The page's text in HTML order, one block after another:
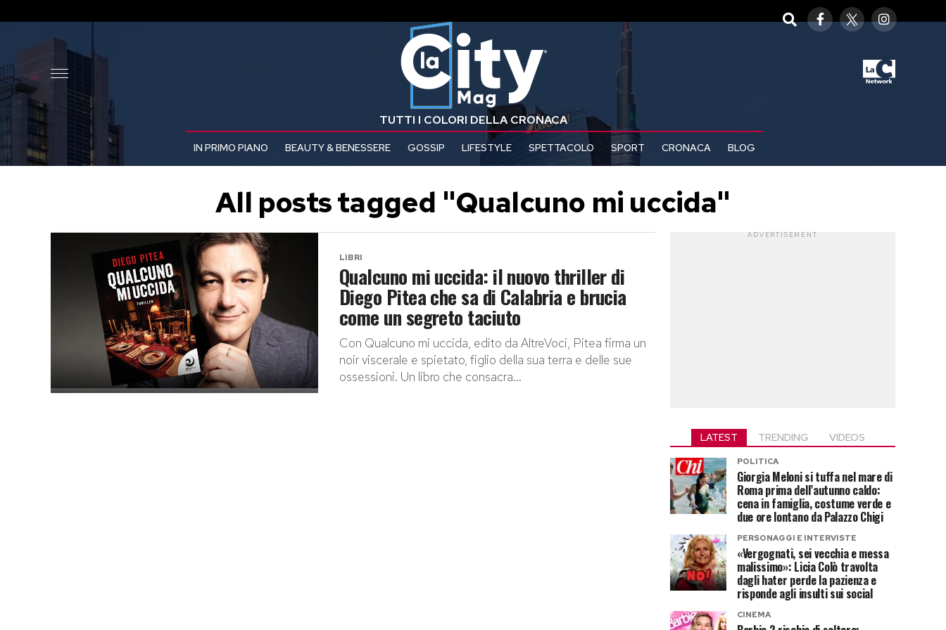
TUTTI I COLORI DELLA CRONACA
IN PRIMO PIANO BEAUTY & BENESSERE GOSSIP LIFESTYLE SPETTACOLO SPORT CRONACA BLOG
All posts tagged "Qualcuno mi uccida"
LIBRI
Qualcuno mi uccida: il nuovo thriller di
Diego Pitea che sa di Calabria e brucia
come un segreto taciuto
Con Qualcuno mi uccida, edito da AltreVoci, Pitea firma un
noir viscerale e spietato, figlio della sua terra e delle sue
ossessioni. Un libro che consacra...
ADVERTISEMENT
LATEST TRENDING VIDEOS
POLITICA
Giorgia Meloni si tuffa nel mare di
Roma prima dell’autunno caldo:
cena in famiglia, costume verde e
due ore lontano da Palazzo Chigi
PERSONAGGI E INTERVISTE
«Vergognati, sei vecchia e messa
malissimo»: Licia Colò travolta
dagli hater perde la pazienza e
risponde agli insulti sui social
CINEMA